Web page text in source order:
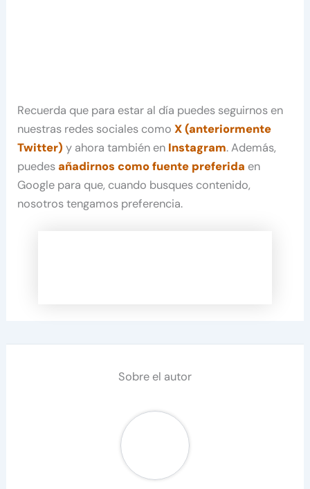
Recuerda que para estar al día puedes seguirnos en
nuestras redes sociales comoX (anteriormente
Twitter) y ahora también en Instagram. Además,
puedesañadirnos como fuente preferida en
Google para que, cuando busques contenido,
nosotros tengamos preferencia.
Sobre el autor